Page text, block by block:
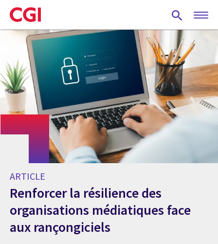
Skip
to
main
content
ARTICLE
Renforcer la résilience des
organisations médiatiques face
aux rançongiciels